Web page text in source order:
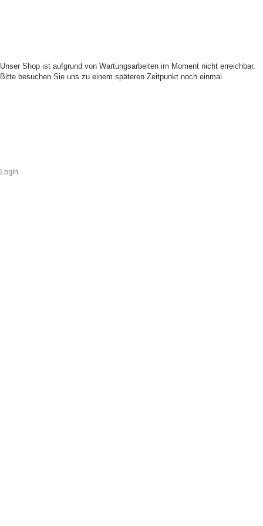
Unser Shop ist aufgrund von Wartungsarbeiten im Moment nicht erreichbar.
Bitte besuchen Sie uns zu einem späteren Zeitpunkt noch einmal.
Login